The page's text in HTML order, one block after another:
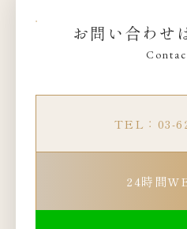
お問い合わせ
TEL：03-
24時間